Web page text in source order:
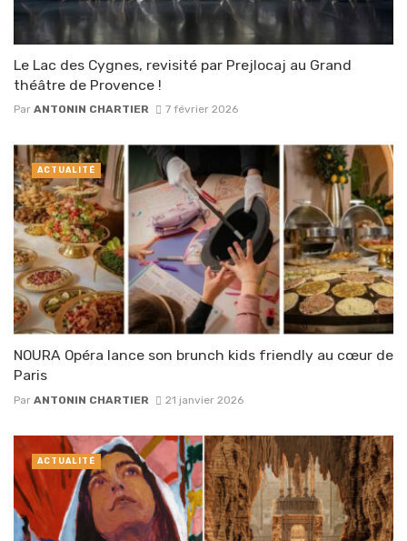
Le Lac des Cygnes, revisité par Prejlocaj au Grand
théâtre de Provence !
Par ANTONIN CHARTIER 7 février 2026
NOURA Opéra lance son brunch kids friendly au cœur de
Paris
Par ANTONIN CHARTIER 21 janvier 2026
ACTUALITÉ
ACTUALITÉ